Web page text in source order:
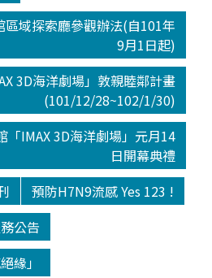
區域探索廳參觀辦法(自101年
9月1日起)
3D海洋劇場」敦親睦鄰計畫
(101/12/28~102/1/30)
「IMAX 3D海洋劇場」元月14
日開幕典禮
預防H7N9流感 Yes 123 !
公告
緣」